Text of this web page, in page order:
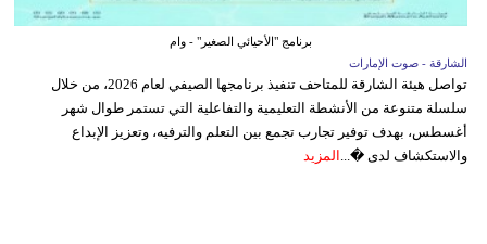
برنامج "الأحيائي الصغير" - وام
الشارقة - صوت الإمارات
تواصل هيئة الشارقة للمتاحف تنفيذ برنامجها الصيفي لعام 2026، من خلال
سلسلة متنوعة من الأنشطة التعليمية والتفاعلية التي تستمر طوال شهر
أغسطس، بهدف توفير تجارب تجمع بين التعلم والترفيه، وتعزيز الإبداع
والاستكشاف لدى �... المزيد